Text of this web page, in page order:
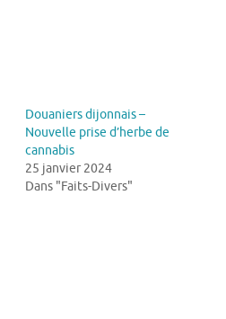
Douaniers dijonnais –
Nouvelle prise d’herbe de
cannabis
25 janvier 2024
Dans "Faits-Divers"